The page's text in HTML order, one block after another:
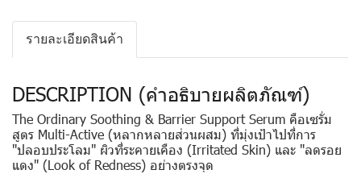
รายละเอียดสินค้า
DESCRIPTION (คำอธิบายผลิตภัณฑ์)
The Ordinary Soothing & Barrier Support Serum คือเซรั่ม
สูตร Multi-Active (หลากหลายส่วนผสม) ที่มุ่งเป้าไปที่การ
"ปลอบประโลม" ผิวที่ระคายเคือง (Irritated Skin) และ "ลดรอย
แดง" (Look of Redness) อย่างตรงจุด